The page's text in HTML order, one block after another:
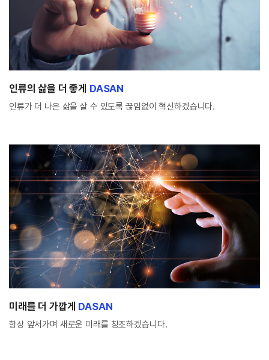
인류의 삶을 더 좋게 DASAN
인류가 더 나은 삶을 살 수 있도록 끊임없이 혁신하겠습니다.
미래를 더 가깝게 DASAN
항상 앞서가며 새로운 미래를 창조하겠습니다.